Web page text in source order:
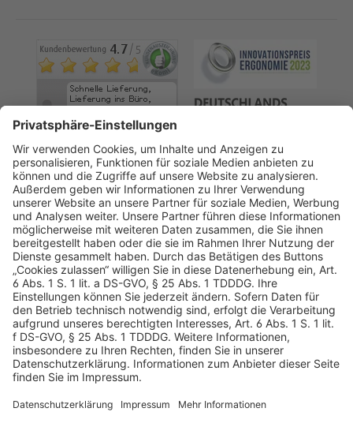
AGB Datenschutz
Impressum
Sicherheitshinweis
Compliance